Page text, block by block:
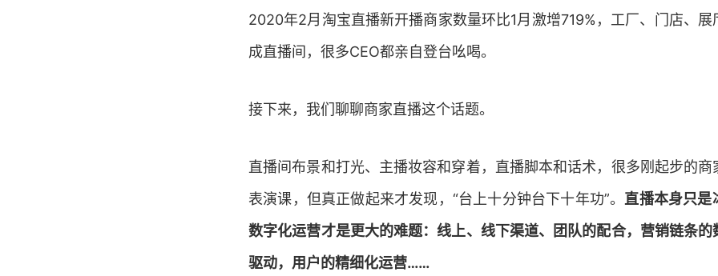
2020年2月淘宝直播新开播商家数量环比1月激增719%，工厂、门店、展
成直播间，很多CEO都亲自登台吆喝。
接下来，我们聊聊商家直播这个话题。
直播间布景和打光、主播妆容和穿着，直播脚本和话术，很多刚起步的
表演课，但真正做起来才发现，“台上十分钟台下十年功”。直播本身只是
数字化运营才是更大的难题：线上、线下渠道、团队的配合，营销链条
驱动，用户的精细化运营……